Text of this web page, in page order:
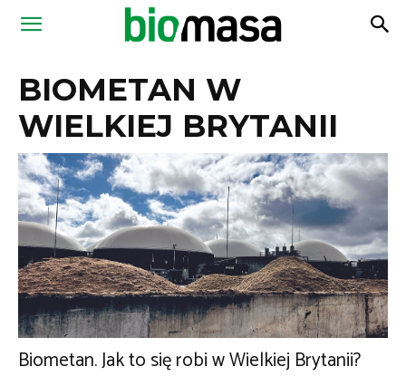
Magazyn
BIOMETAN W
WIELKIEJ BRYTANII
Biometan. Jak to się robi w Wielkiej Brytanii?